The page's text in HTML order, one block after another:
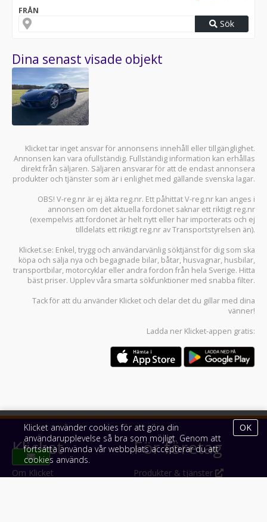
FRÅN
Sök
Dina senast visade objekt
Klicket tar inget ansvar för annonsens innehåll eller tillgänglighet.
Annonsen kan vara ofullständig. Fullständig information kan erhållas
direkt från säljaren. Säljaren ansvarar för att de endast annonsera
produkter och tjänster som är i enlighet med gällande svenska lagar.
OBS! V-reg.nr är ej äkta reg.nr. Ett påhittat V-reg.nr kan anges i
annonsen om det aktuella fordonet saknar ett riktigt reg.nr
(exempelvis att fordonet är helt nytt eller har importerats och ej
tilldelats ett riktigt reg.nr av Transportstyrelsen än).
Klicket.se: Enkel, trygg och användarvänlig söktjänst för dig som ska
köpa och sälja nya och begagnade bilar, båtar, husvagnar, husbilar,
transportbilar, motorcyklar eller andra fordon från hela Sverige. Hitta
bäst priser. Upplev våra smarta sökfunktioner med snabba filter.
Tack för att du använder Klicket och delar det du gillar med dina
vänner!
Ladda ner Klicket-appen gratis:
Klicket
Om Klicket
För företag
Produkter & tjänster
Klicket använder cookies för att göra din
användarupplevelse så bra som möjligt. Genom att
fortsätta använda vår webbplats accepterar du att
cookies används.
OK